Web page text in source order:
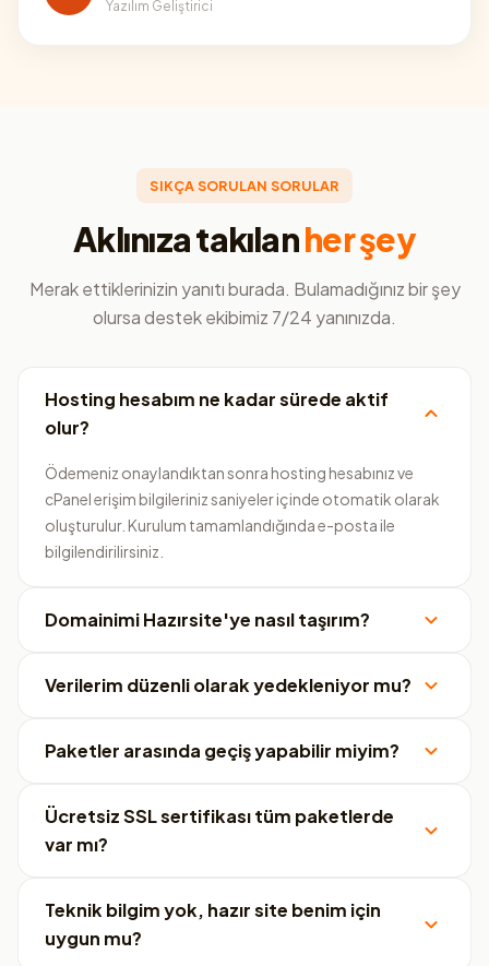
Yazılım Geliştirici
SIKÇA SORULAN SORULAR
Aklınıza takılanher şey
Merak ettiklerinizin yanıtı burada. Bulamadığınız bir şey
olursa destek ekibimiz 7/24 yanınızda.
Hosting hesabım ne kadar sürede aktif
olur?
Ödemeniz onaylandıktan sonra hosting hesabınız ve
cPanel erişim bilgileriniz saniyeler içinde otomatik olarak
oluşturulur. Kurulum tamamlandığında e-posta ile
bilgilendirilirsiniz.
Domainimi Hazırsite'ye nasıl taşırım?
Verilerim düzenli olarak yedekleniyor mu?
Paketler arasında geçiş yapabilir miyim?
Ücretsiz SSL sertifikası tüm paketlerde
var mı?
Teknik bilgim yok, hazır site benim için
uygun mu?